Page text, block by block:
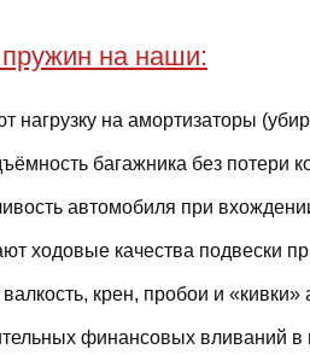
на наши:
нагрузку на амортизаторы
багажника без потери
автомобиля при
ходовые качества подвески
крен, пробои и «кивки»
финансовых вливаний в